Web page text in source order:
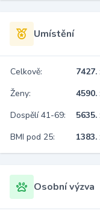
Umístění
Celkově: 7427.
Ženy:
4590.
Dospělí 41-69:
5635.
BMI pod 25:
1383.
Osobní výzva